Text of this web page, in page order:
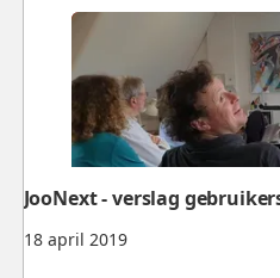
18 april 2019
JooNext - verslag